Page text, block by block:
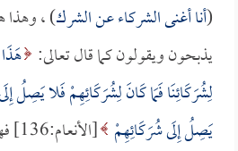
(أنا أغنى الشركاء عن الشرك) ، وهذا
يذبحون ويقولون كما قال تعالى:
لِشُرَكَائِنَا فَمَا كَانَ لِشُرَكَائِهِمْ فَلا يَصِلُ
يَصِلُ إِلَى شُرَكَائِهِمْ